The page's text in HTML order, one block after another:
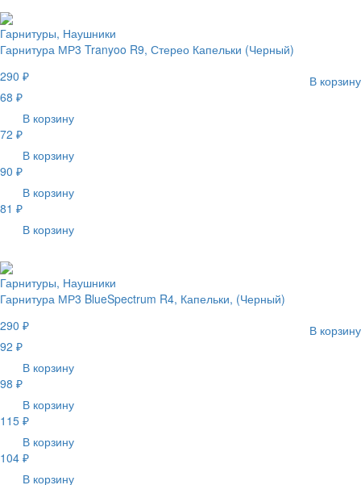
Гарнитуры, Наушники
Гарнитура МР3 Tranyoo R9, Стерео Капельки (Черный)
290 ₽
В корзину
68 ₽
В корзину
72 ₽
В корзину
90 ₽
В корзину
81 ₽
В корзину
Гарнитуры, Наушники
Гарнитура МР3 BlueSpectrum R4, Капельки, (Черный)
290 ₽
В корзину
92 ₽
В корзину
98 ₽
В корзину
115 ₽
В корзину
104 ₽
В корзину